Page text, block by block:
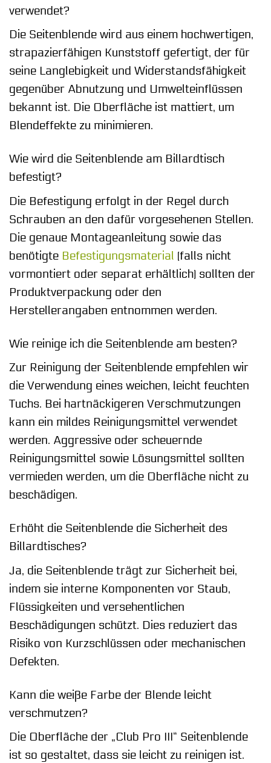
verwendet?
Die Seitenblende wird aus einem hochwertigen,
strapazierfähigen Kunststoff gefertigt, der für
seine Langlebigkeit und Widerstandsfähigkeit
gegenüber Abnutzung und Umwelteinflüssen
bekannt ist. Die Oberfläche ist mattiert, um
Blendeffekte zu minimieren.
Wie wird die Seitenblende am Billardtisch
befestigt?
Die Befestigung erfolgt in der Regel durch
Schrauben an den dafür vorgesehenen Stellen.
Die genaue Montageanleitung sowie das
benötigte Befestigungsmaterial (falls nicht
vormontiert oder separat erhältlich) sollten der
Produktverpackung oder den
Herstellerangaben entnommen werden.
Wie reinige ich die Seitenblende am besten?
Zur Reinigung der Seitenblende empfehlen wir
die Verwendung eines weichen, leicht feuchten
Tuchs. Bei hartnäckigeren Verschmutzungen
kann ein mildes Reinigungsmittel verwendet
werden. Aggressive oder scheuernde
Reinigungsmittel sowie Lösungsmittel sollten
vermieden werden, um die Oberfläche nicht zu
beschädigen.
Erhöht die Seitenblende die Sicherheit des
Billardtisches?
Ja, die Seitenblende trägt zur Sicherheit bei,
indem sie interne Komponenten vor Staub,
Flüssigkeiten und versehentlichen
Beschädigungen schützt. Dies reduziert das
Risiko von Kurzschlüssen oder mechanischen
Defekten.
Kann die weiße Farbe der Blende leicht
verschmutzen?
Die Oberfläche der „Club Pro III“ Seitenblende
ist so gestaltet, dass sie leicht zu reinigen ist.